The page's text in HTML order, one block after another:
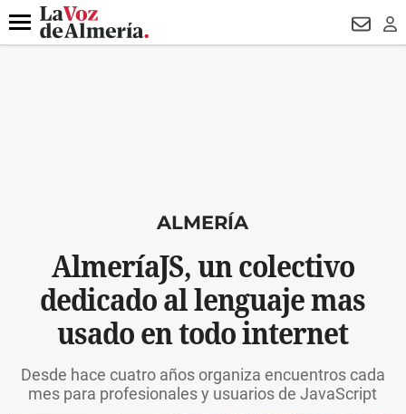
DESTACADO
Menú
ALMERÍA
AlmeríaJS, un colectivo
dedicado al lenguaje mas
usado en todo internet
Desde hace cuatro años organiza encuentros cada
mes para profesionales y usuarios de JavaScript